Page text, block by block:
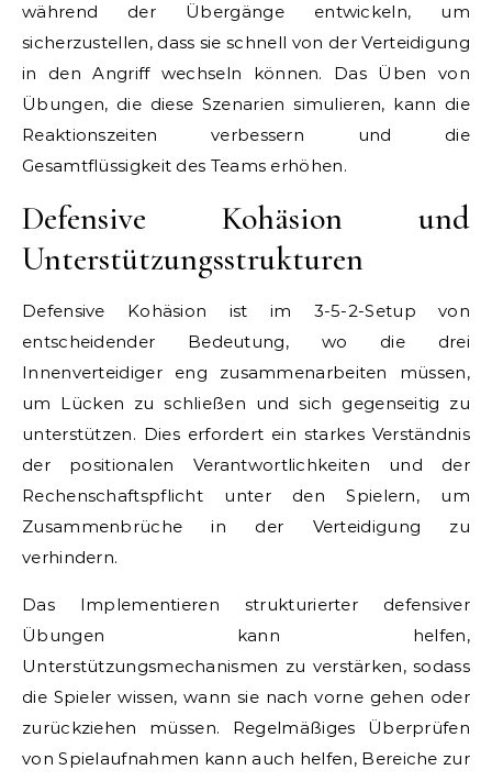
während der Übergänge entwickeln, um
sicherzustellen, dass sie schnell von der Verteidigung
in den Angriff wechseln können. Das Üben von
Übungen, die diese Szenarien simulieren, kann die
Reaktionszeiten verbessern und die
Gesamtflüssigkeit des Teams erhöhen.
Defensive Kohäsion und
Unterstützungsstrukturen
Defensive Kohäsion ist im 3-5-2-Setup von
entscheidender Bedeutung, wo die drei
Innenverteidiger eng zusammenarbeiten müssen,
um Lücken zu schließen und sich gegenseitig zu
unterstützen. Dies erfordert ein starkes Verständnis
der positionalen Verantwortlichkeiten und der
Rechenschaftspflicht unter den Spielern, um
Zusammenbrüche in der Verteidigung zu
verhindern.
Das Implementieren strukturierter defensiver
Übungen kann helfen,
Unterstützungsmechanismen zu verstärken, sodass
die Spieler wissen, wann sie nach vorne gehen oder
zurückziehen müssen. Regelmäßiges Überprüfen
von Spielaufnahmen kann auch helfen, Bereiche zur